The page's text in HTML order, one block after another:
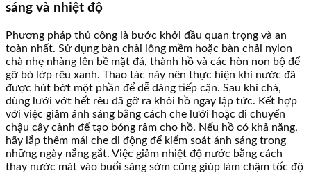
sáng và nhiệt độ
Phương pháp thủ công là bước khởi đầu quan trọng và an
toàn nhất. Sử dụng bàn chải lông mềm hoặc bàn chải nylon
chà nhẹ nhàng lên bề mặt đá, thành hồ và các hòn non bộ để
gỡ bỏ lớp rêu xanh. Thao tác này nên thực hiện khi nước đã
được hút bớt một phần để dễ dàng tiếp cận. Sau khi chà,
dùng lưới vớt hết rêu đã gỡ ra khỏi hồ ngay lập tức. Kết hợp
với việc giảm ánh sáng bằng cách che lưới hoặc di chuyển
chậu cây cảnh để tạo bóng râm cho hồ. Nếu hồ có khả năng,
hãy lắp thêm mái che di động để kiểm soát ánh sáng trong
những ngày nắng gắt. Việc giảm nhiệt độ nước bằng cách
thay nước mát vào buổi sáng sớm cũng giúp làm chậm tốc độ